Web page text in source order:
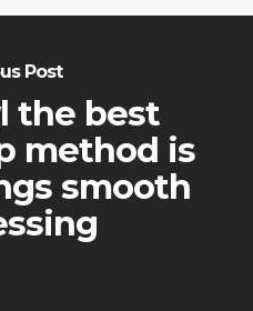
Post
the best
method is
smooth